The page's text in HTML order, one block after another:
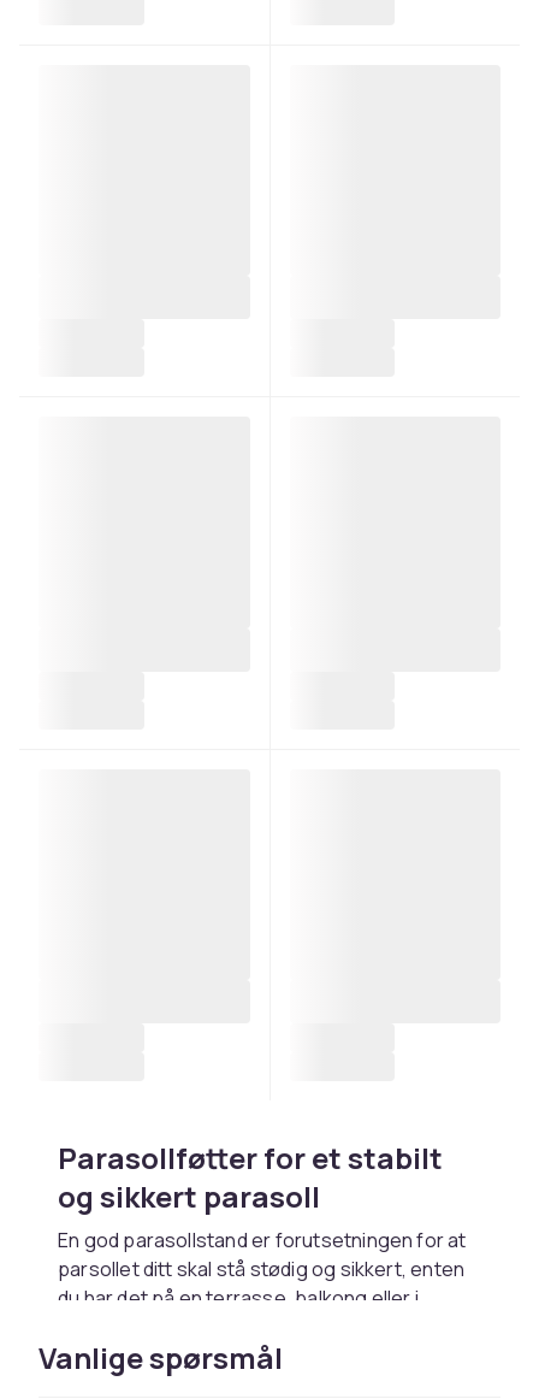
Parasollføtter for et stabilt
og sikkert parasoll
En god parasollstand er forutsetningen for at
parsollet ditt skal stå stødig og sikkert, enten
du har det på en terrasse, balkong eller i
risikerer parsollet å velte i vind og forårsake
skade. Hos CDON finner du parasollføtter i en
Vanlige spørsmål